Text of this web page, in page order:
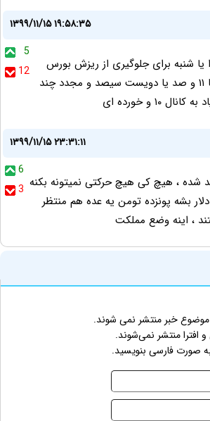
۱۳۹۹/۱۱/۱۵ ۱۹:۵۸:۳۵
5
12
یا شنبه برای جلوگیری از ریزش بورس
یکدفعه میره دوباره تا ۱۱ و صد یا دویست سیصد و مجدد چند
۱۰ و خورده ای
۱۳۹۹/۱۱/۱۵ ۲۳:۳۱:۱۱
6
3 شده ، هیچ کی هیچ حرکتی نمیتونه بکنه
بشه پونزده تومن یه عده هم منتظر
، اینه وضع مملکت
موضوع خبر منتشر نمی شوند.
افترا منتشر نمی‌شوند.
صورت فارسی بنویسید.